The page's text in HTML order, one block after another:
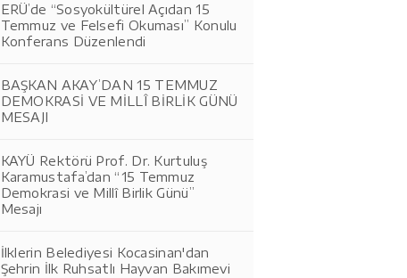
ERÜ’de “Sosyokültürel Açıdan 15
Temmuz ve Felsefi Okuması” Konulu
Konferans Düzenlendi
BAŞKAN AKAY’DAN 15 TEMMUZ
DEMOKRASİ VE MİLLÎ BİRLİK GÜNÜ
MESAJI
KAYÜ Rektörü Prof. Dr. Kurtuluş
Karamustafa’dan “15 Temmuz
Demokrasi ve Millî Birlik Günü”
Mesajı
İlklerin Belediyesi Kocasinan'dan
Şehrin İlk Ruhsatlı Hayvan Bakımevi